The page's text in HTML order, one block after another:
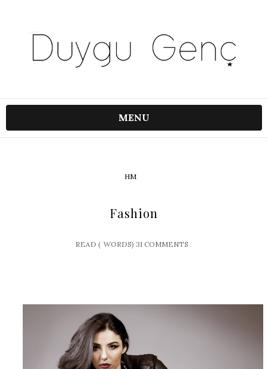
MENU
HM
Fashion
READ ( WORDS) 31 COMMENTS